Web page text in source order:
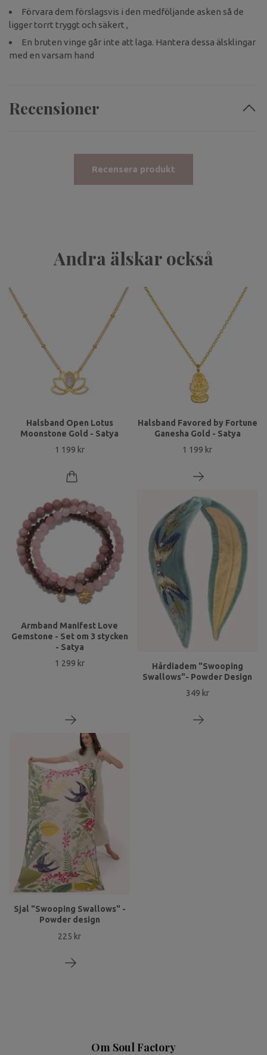
Förvara dem förslagsvis i den medföljande asken så de
ligger torrt tryggt och säkert ,
En bruten vinge går inte att laga. Hantera dessa älsklingar
med en varsam hand
Recensioner
Recensera produkt
Andra älskar också
Halsband Open Lotus
Moonstone Gold - Satya
1 199 kr
Halsband Favored by Fortune
Ganesha Gold - Satya
1 199 kr
Armband Manifest Love
Gemstone - Set om 3 stycken
- Satya
1 299 kr
Hårdiadem "Swooping
Swallows"- Powder Design
349 kr
Sjal "Swooping Swallows" -
Powder design
225 kr
Om Soul Factory